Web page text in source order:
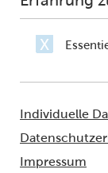
Impressum
© 2021 -
Amt für